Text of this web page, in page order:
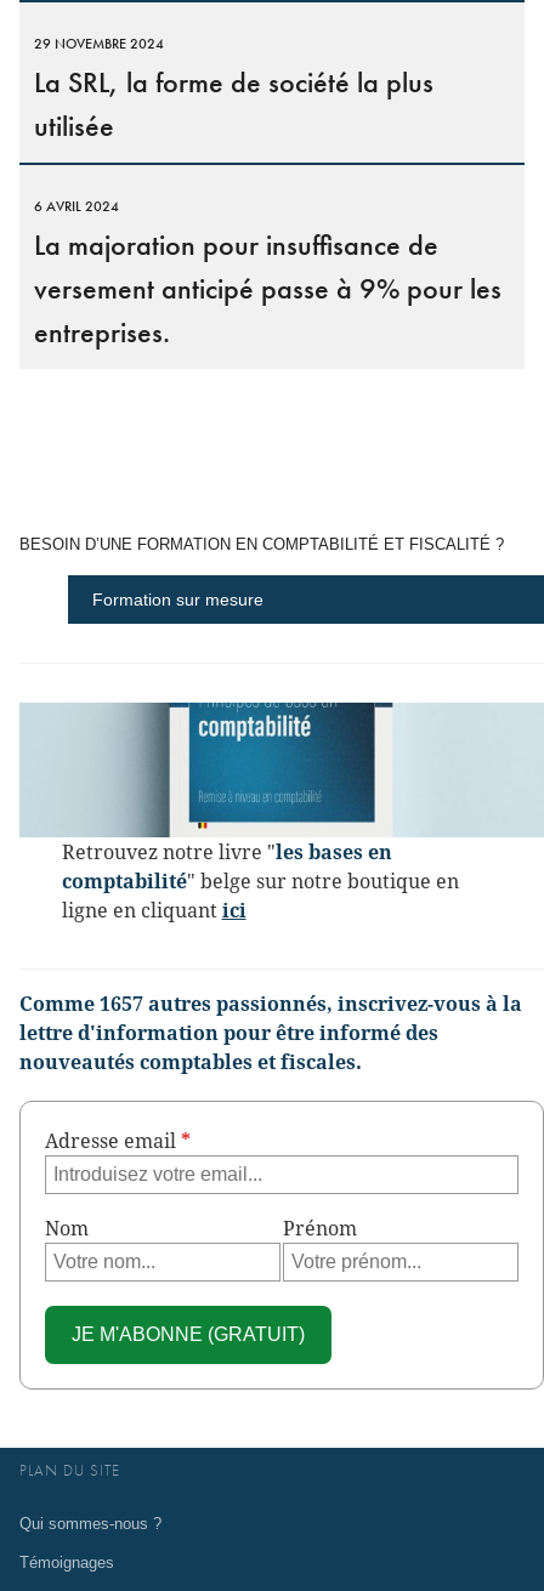
29 NOVEMBRE 2024
La SRL, la forme de société la plus
utilisée
6 AVRIL 2024
La majoration pour insuffisance de
versement anticipé passe à 9% pour les
entreprises.
BESOIN D’UNE FORMATION EN COMPTABILITÉ ET FISCALITÉ ?
Formation sur mesure
Retrouvez notre livre "les bases en
comptabilité" belge sur notre boutique en
ligne en cliquantici
Comme 1657 autres passionnés, inscrivez-vous à la
lettre d'information pour être informé des
nouveautés comptables et fiscales.
Adresse email *
Nom Prénom
PLAN DU SITE
Qui sommes-nous ?
Témoignages